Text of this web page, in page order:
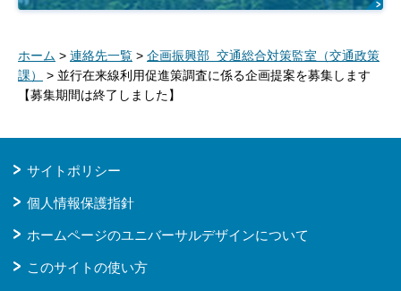
ホーム > 連絡先一覧 > 企画振興部 交通総合対策監室（交通政策
課）
> 並行在来線利用促進策調査に係る企画提案を募集します
【募集期間は終了しました】
サイトポリシー
個人情報保護指針
ホームページのユニバーサルデザインについて
このサイトの使い方